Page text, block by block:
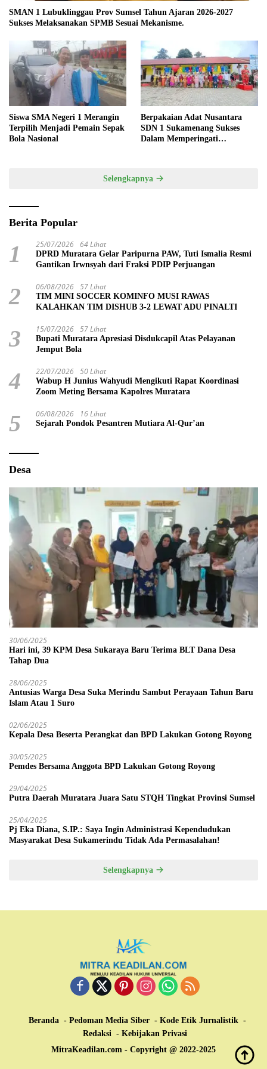
SMAN 1 Lubuklinggau Prov Sumsel Tahun Ajaran 2026-2027
Sukses Melaksanakan SPMB Sesuai Mekanisme.
Siswa SMA Negeri 1 Merangin
Terpilih Menjadi Pemain Sepak
Bola Nasional
Berpakaian Adat Nusantara
SDN 1 Sukamenang Sukses
Dalam Memperingati
Selengkapnya
Berita Popular
1 25/07/2026 64 Lihat
DPRD Muratara Gelar Paripurna PAW, Tuti Ismalia Resmi
Gantikan Irwnsyah dari Fraksi PDIP Perjuangan
2 06/08/2026 57 Lihat
TIM MINI SOCCER KOMINFO MUSI RAWAS
KALAHKAN TIM DISHUB 3-2 LEWAT ADU PINALTI
3 15/07/2026 57 Lihat
Bupati Muratara Apresiasi Disdukcapil Atas Pelayanan
Jemput Bola
4 22/07/2026 50 Lihat
Wabup H Junius Wahyudi Mengikuti Rapat Koordinasi
Zoom Meting Bersama Kapolres Muratara
5 06/08/2026 16 Lihat
Sejarah Pondok Pesantren Mutiara Al-Qur’an
Desa
30/06/2025
Hari ini, 39 KPM Desa Sukaraya Baru Terima BLT Dana Desa
Tahap Dua
28/06/2025
Antusias Warga Desa Suka Merindu Sambut Perayaan Tahun Baru
Islam Atau 1 Suro
02/06/2025
Kepala Desa Beserta Perangkat dan BPD Lakukan Gotong Royong
30/05/2025
Pemdes Bersama Anggota BPD Lakukan Gotong Royong
29/04/2025
Putra Daerah Muratara Juara Satu STQH Tingkat Provinsi Sumsel
25/04/2025
Pj Eka Diana, S.IP.: Saya Ingin Administrasi Kependudukan
Masyarakat Desa Sukamerindu Tidak Ada Permasalahan!
Selengkapnya
Beranda Pedoman Media Siber
Kode Etik Jurnalistik
Redaksi
Kebijakan Privasi
MitraKeadilan.com - Copyright @ 2022-2025